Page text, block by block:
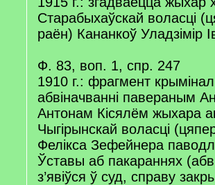
Старабыхаўскай воласці
раён) Кананкоў Уладзімір
Ф. 83, воп. 1, спр. 247
1910 г.: фрагмент
абвіначванні павераным
Антонам Кісялём жыхара
Чыгірынскай воласці
Фелікса Зефейнера
Ўставы аб пакараннях
з’явіўся ў суд, справу